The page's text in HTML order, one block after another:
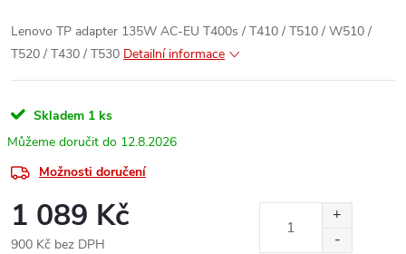
Lenovo TP adapter 135W AC-EU T400s / T410 / T510 / W510 /
T520 / T430 / T530 Detailní informace
Skladem 1 ks
12.8.2026
Možnosti doručení
1 089 Kč
900 Kč bez DPH